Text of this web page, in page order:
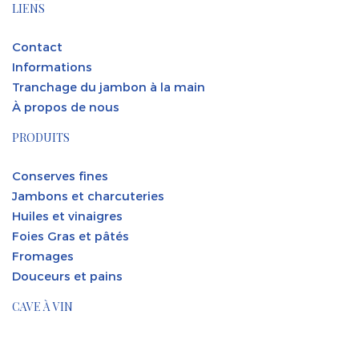
LIENS
Contact
Informations
Tranchage du jambon à la main
À propos de nous
PRODUITS
Conserves fines
Jambons et charcuteries
Huiles et vinaigres
Foies Gras et pâtés
Fromages
Douceurs et pains
CAVE À VIN